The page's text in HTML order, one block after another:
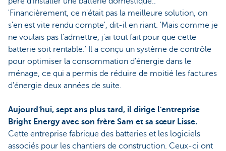
'Financièrement, ce n'était pas la meilleure solution, on
s'en est vite rendu compte', dit-il en riant. 'Mais comme je
ne voulais pas l'admettre, j'ai tout fait pour que cette
batterie soit rentable.' Il a conçu un système de contrôle
pour optimiser la consommation d'énergie dans le
ménage, ce qui a permis de réduire de moitié les factures
d'énergie deux années de suite.
Aujourd'hui, sept ans plus tard, il dirige l'entreprise
Bright Energy avec son frère Sam et sa sœur Lisse.
Cette entreprise fabrique des batteries et les logiciels
associés pour les chantiers de construction. Ceux-ci ont